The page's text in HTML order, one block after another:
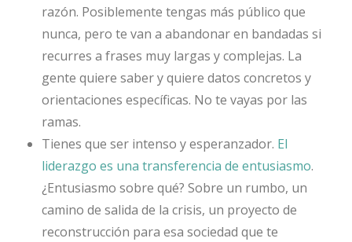
razón. Posiblemente tengas más público que
nunca, pero te van a abandonar en bandadas si
recurres a frases muy largas y complejas. La
gente quiere saber y quiere datos concretos y
orientaciones específicas. No te vayas por las
ramas.
Tienes que ser intenso y esperanzador. El
liderazgo es una transferencia de entusiasmo.
¿Entusiasmo sobre qué? Sobre un rumbo, un
camino de salida de la crisis, un proyecto de
reconstrucción para esa sociedad que te